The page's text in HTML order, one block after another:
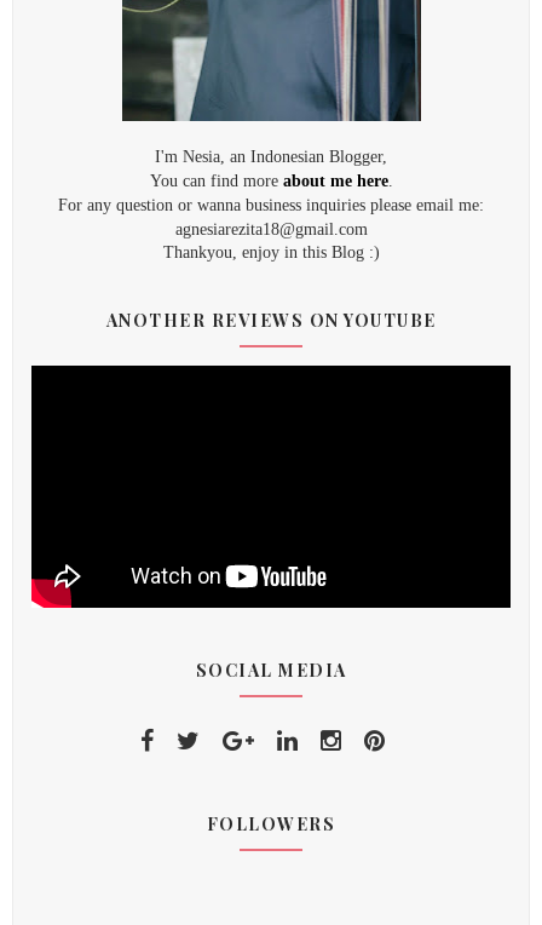
I'm Nesia, an Indonesian Blogger,
You can find more about me here.
For any question or wanna business inquiries please email me:
agnesiarezita18@gmail.com
Thankyou, enjoy in this Blog :)
ANOTHER REVIEWS ON YOUTUBE
SOCIAL MEDIA
FOLLOWERS